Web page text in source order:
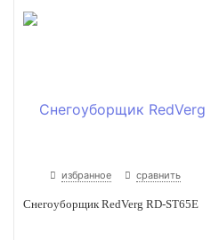
избранное сравнить
Снегоуборщик RedVerg RD-ST65E